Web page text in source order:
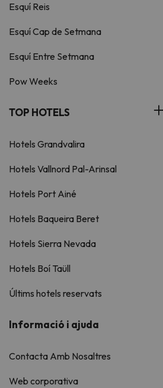
Esquí Reis
Esquí Cap de Setmana
Esquí Entre Setmana
Pow Weeks
TOP HOTELS
Hotels Grandvalira
Hotels Vallnord Pal-Arinsal
Hotels Port Ainé
Hotels Baqueira Beret
Hotels Sierra Nevada
Hotels Boí Taüll
Últims hotels reservats
Informació i ajuda
Contacta Amb Nosaltres
Web corporativa